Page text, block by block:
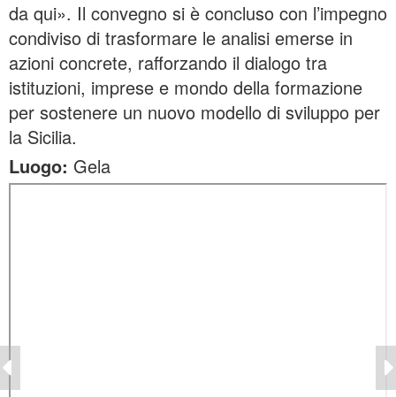
da qui». Il convegno si è concluso con l’impegno
condiviso di trasformare le analisi emerse in
azioni concrete, rafforzando il dialogo tra
istituzioni, imprese e mondo della formazione
per sostenere un nuovo modello di sviluppo per
la Sicilia.
Luogo: Gela